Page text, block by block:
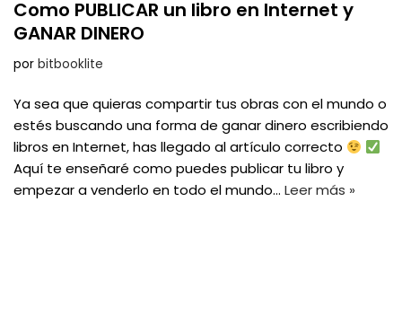
Como PUBLICAR un libro en Internet y
GANAR DINERO
por bitbooklite
Ya sea que quieras compartir tus obras con el mundo o
estés buscando una forma de ganar dinero escribiendo
libros en Internet, has llegado al artículo correcto
Aquí te enseñaré como puedes publicar tu libro y
empezar a venderlo en todo el mundo… Leer más »